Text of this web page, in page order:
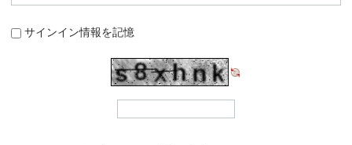
サインイン情報を記憶